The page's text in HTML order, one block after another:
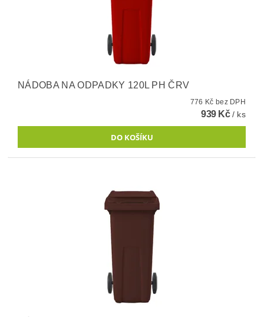
NÁDOBA NA ODPADKY 120L PH ČRV
776 Kč bez DPH
939 Kč/ ks